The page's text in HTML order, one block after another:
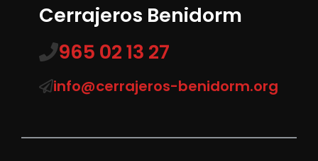
Cerrajeros Benidorm
965 02 13 27
info@cerrajeros-benidorm.org